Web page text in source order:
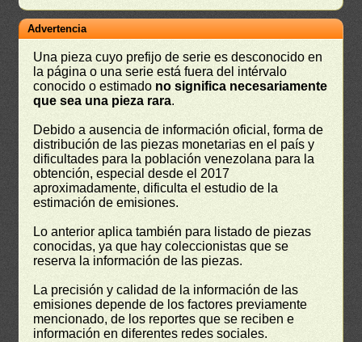
Advertencia
Una pieza cuyo prefijo de serie es desconocido en
la página o una serie está fuera del intérvalo
conocido o estimado no significa necesariamente
que sea una pieza rara.
Debido a ausencia de información oficial, forma de
distribución de las piezas monetarias en el país y
dificultades para la población venezolana para la
obtención, especial desde el 2017
aproximadamente, dificulta el estudio de la
estimación de emisiones.
Lo anterior aplica también para listado de piezas
conocidas, ya que hay coleccionistas que se
reserva la información de las piezas.
La precisión y calidad de la información de las
emisiones depende de los factores previamente
mencionado, de los reportes que se reciben e
información en diferentes redes sociales.